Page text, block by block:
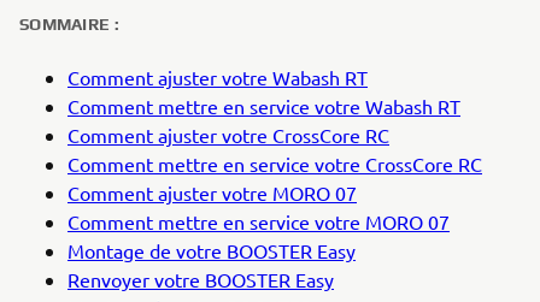
SOMMAIRE :
Comment ajuster votre Wabash RT
Comment mettre en service votre Wabash RT
Comment ajuster votre CrossCore RC
Comment mettre en service votre CrossCore RC
Comment ajuster votre MORO 07
Comment mettre en service votre MORO 07
Montage de votre BOOSTER Easy
Renvoyer votre BOOSTER Easy